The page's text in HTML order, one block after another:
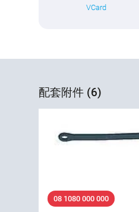
VCard
配套附件 (6)
08 1080 000 000